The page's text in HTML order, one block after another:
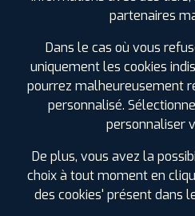
Bandol
Brignoles
Cuers
Garéoult
Gémenos
La Cadière-
La Crau
La
partenaires
Dans le cas où vous
uniquement les cookies
pourrez malheureusement
personnalisé.
personnaliser
De plus, vous avez la
choix à tout moment en
des cookies' présent dans